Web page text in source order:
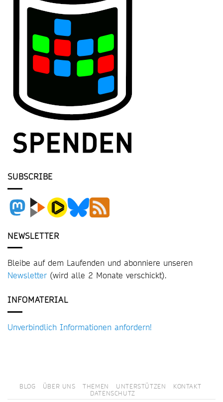
SUBSCRIBE
NEWSLETTER
Bleibe auf dem Laufenden und abonniere unseren
Newsletter (wird alle 2 Monate verschickt).
INFOMATERIAL
Unverbindlich Informationen anfordern!
BLOG ÜBER UNS THEMEN UNTERSTÜTZEN
KONTAKT
DATENSCHUTZ